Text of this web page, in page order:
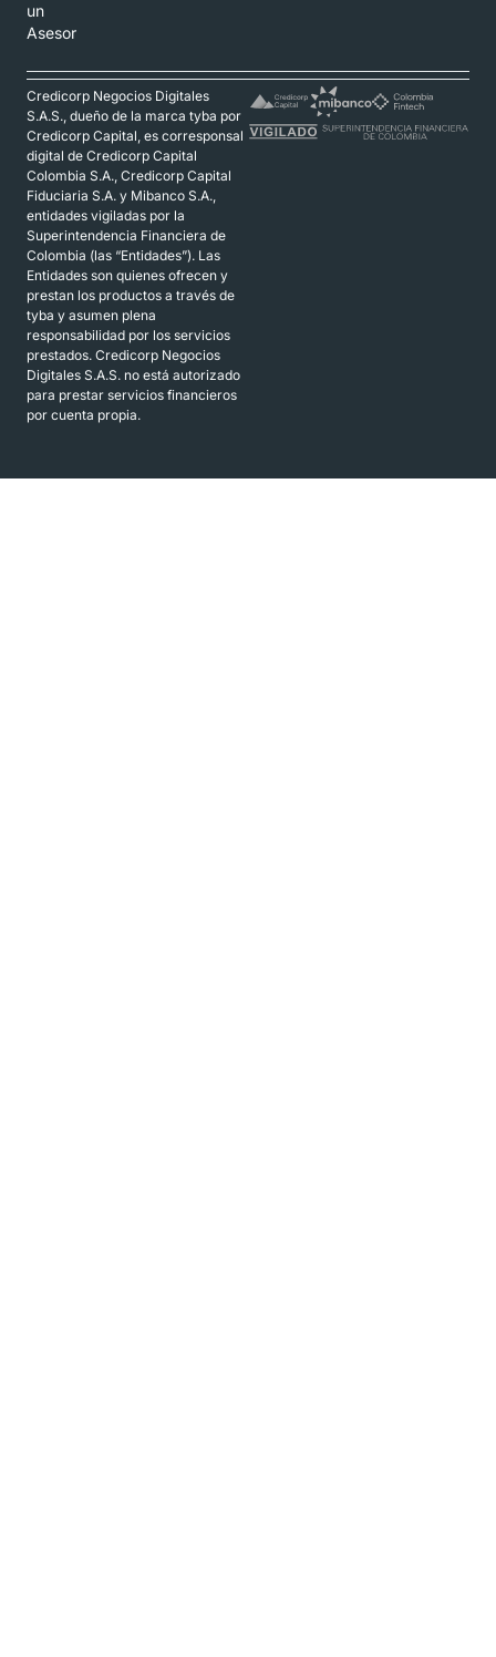
un
Asesor
Credicorp Negocios Digitales
S.A.S., dueño de la marca tyba por
Credicorp Capital, es corresponsal
digital de Credicorp Capital
Colombia S.A., Credicorp Capital
Fiduciaria S.A. y Mibanco S.A.,
entidades vigiladas por la
Superintendencia Financiera de
Colombia (las “Entidades”). Las
Entidades son quienes ofrecen y
prestan los productos a través de
tyba y asumen plena
responsabilidad por los servicios
prestados. Credicorp Negocios
Digitales S.A.S. no está autorizado
para prestar servicios financieros
por cuenta propia.